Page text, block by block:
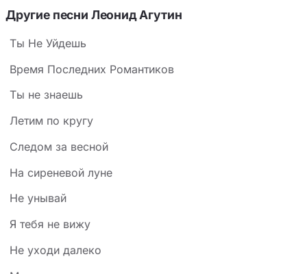
Другие песни Леонид Агутин
Ты Не Уйдешь
Время Последних Романтиков
Ты не знаешь
Летим по кругу
Следом за весной
На сиреневой луне
Не унывай
Я тебя не вижу
Не уходи далеко